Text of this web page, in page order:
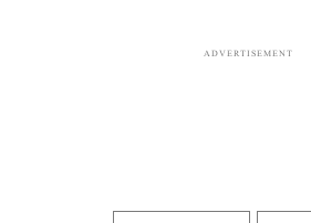
ADVERTISEMENT